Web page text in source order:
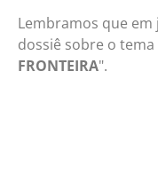
Lembramos que em
dossiê sobre o tema
FRONTEIRA".